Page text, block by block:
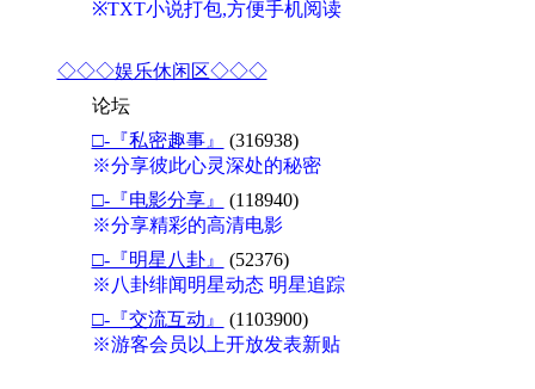
※TXT小说打包,方便手机阅读
◇◇◇娱乐休闲区◇◇◇
论坛
□-『私密趣事』
(316938)
※分享彼此心灵深处的秘密
□-『电影分享』
(118940)
※分享精彩的高清电影
□-『明星八卦』
(52376)
※八卦绯闻明星动态 明星追踪
□-『交流互动』
(1103900)
※游客会员以上开放发表新贴